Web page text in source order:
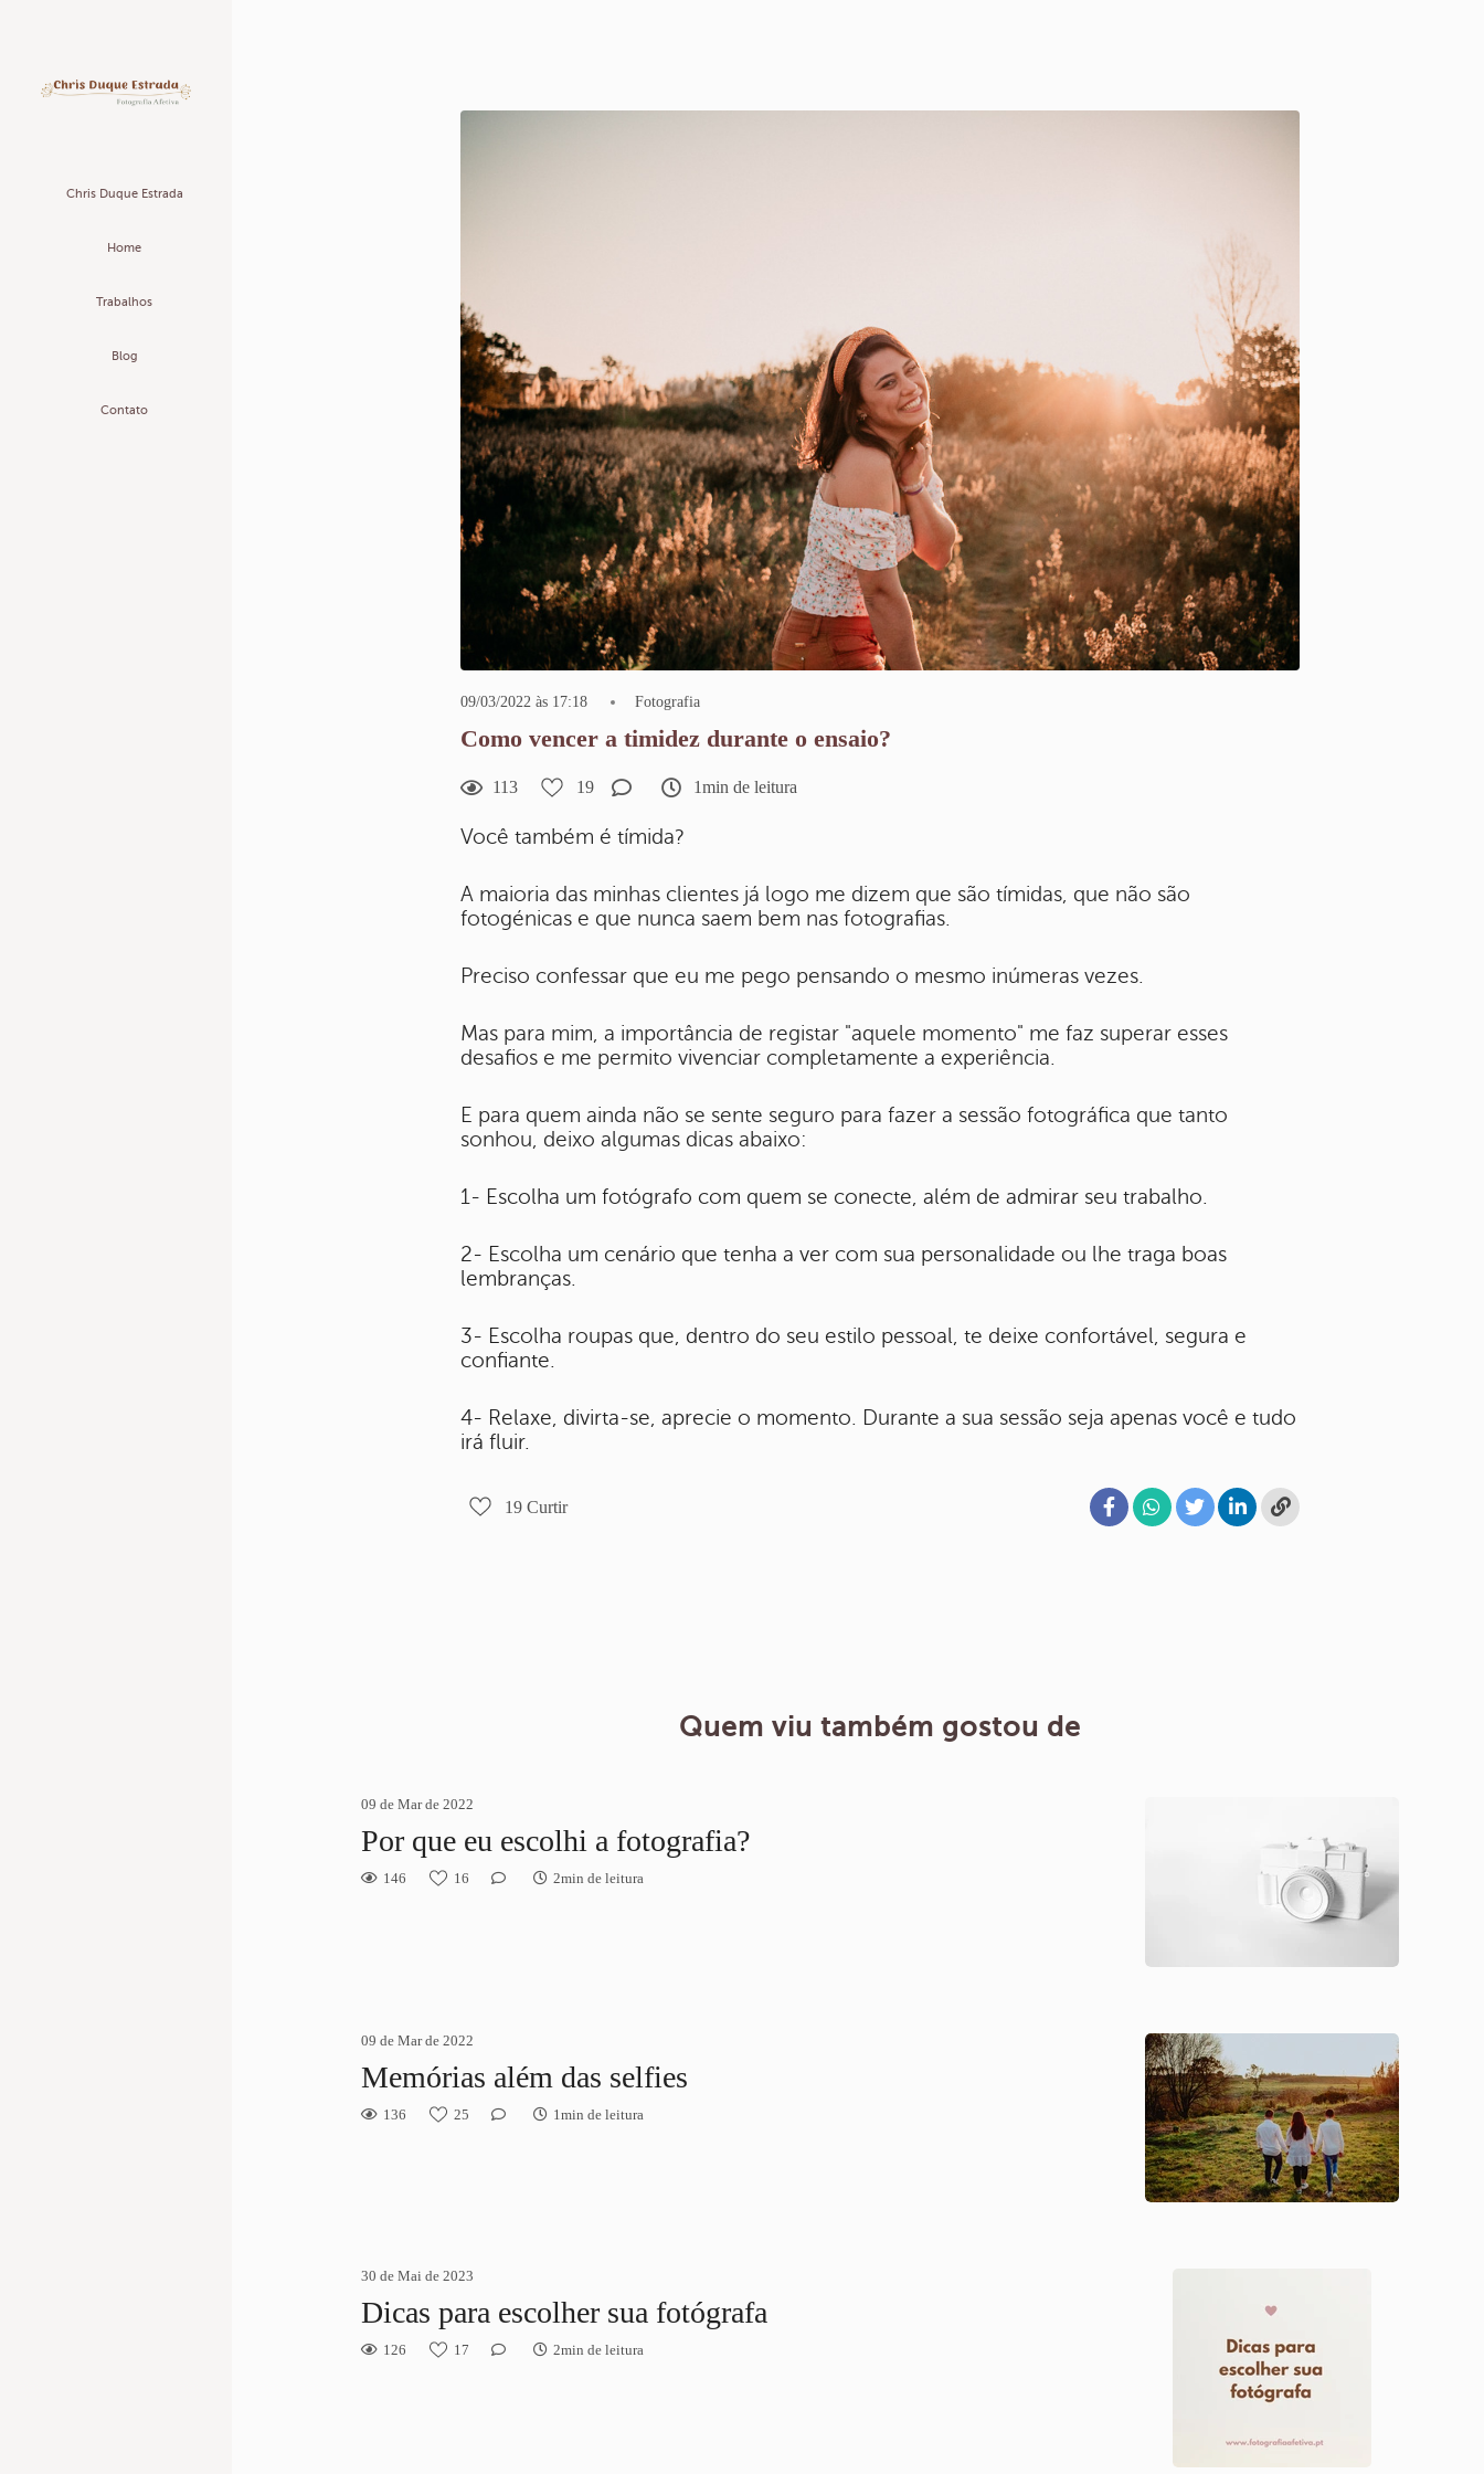
Chris Duque Estrada
Home
Trabalhos
Blog
Contato
09/03/2022 às 17:18 Fotografia
Como vencer a timidez durante o ensaio?
113 19 1min de leitura
Você também é tímida?
A maioria das minhas clientes já logo me dizem que são tímidas, que não são
fotogénicas e que nunca saem bem nas fotografias.
Preciso confessar que eu me pego pensando o mesmo inúmeras vezes.
Mas para mim, a importância de registar "aquele momento" me faz superar esses
desafios e me permito vivenciar completamente a experiência.
E para quem ainda não se sente seguro para fazer a sessão fotográfica que tanto
sonhou, deixo algumas dicas abaixo:
1- Escolha um fotógrafo com quem se conecte, além de admirar seu trabalho.
2- Escolha um cenário que tenha a ver com sua personalidade ou lhe traga boas
lembranças.
3- Escolha roupas que, dentro do seu estilo pessoal, te deixe confortável, segura e
confiante.
4- Relaxe, divirta-se, aprecie o momento. Durante a sua sessão seja apenas você e tudo
irá fluir.
19 Curtir
Quem viu também gostou de
09 de Mar de 2022
Por que eu escolhi a fotografia?
146 16 2min de leitura
09 de Mar de 2022
Memórias além das selfies
136 25 1min de leitura
30 de Mai de 2023
Dicas para escolher sua fotógrafa
126 17 2min de leitura